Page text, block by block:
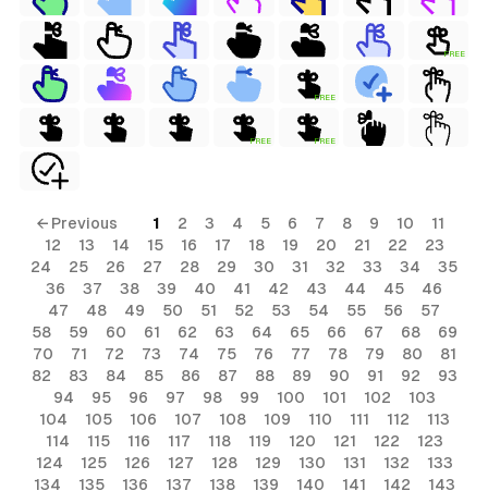
FREE
FREE
FREE FREE
← Previous 1 2 3 4 5 6 7 8 9 10
11
12
13 14 15 16 17 18 19 20 21 22
23
24
25 26 27 28 29 30 31 32 33 34
35
36
37 38 39 40 41 42 43 44 45
46
47
48 49 50 51 52 53 54 55 56
57
58
59 60 61 62 63 64 65 66 67 68
69
70
71 72 73 74 75 76 77 78 79 80
81
82
83 84 85 86 87 88 89 90 91 92
93
94
95 96 97 98 99 100 101 102
103
104
105 106 107 108 109 110 111 112
113
114
115 116 117 118 119 120 121 122
123
124
125 126 127 128 129 130 131 132
133
134
135 136 137 138 139 140 141 142 143